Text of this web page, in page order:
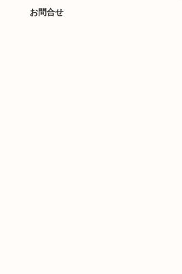
お問合せ